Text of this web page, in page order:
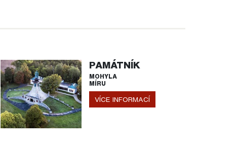
PAMÁTNÍK
MOHYLA
MÍRU
VÍCE INFORMACÍ